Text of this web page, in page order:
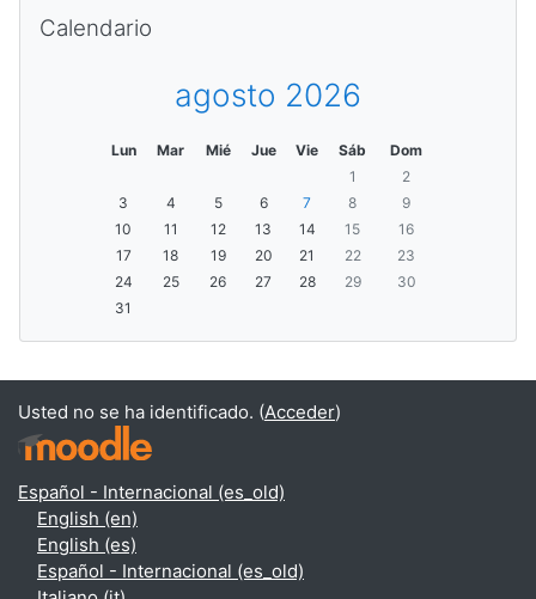
Calendario
agosto 2026
Lun Mar Mié Jue Vie Sáb
Dom
1
2
3
4 5 6 7 8
9
10
11 12 13 14 15
16
17
18 19 20 21 22
23
24
25 26 27 28 29
30
31
Usted no se ha identificado. (Acceder)
Español - Internacional ‎(es_old)‎
English ‎(en)‎
English ‎(es)‎
Español - Internacional ‎(es_old)‎